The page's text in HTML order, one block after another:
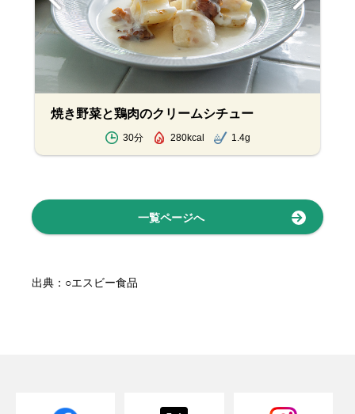
焼き野菜と鶏肉のクリームシチュー
30分 280kcal 1.4g
一覧ページへ
出典：○エスビー食品